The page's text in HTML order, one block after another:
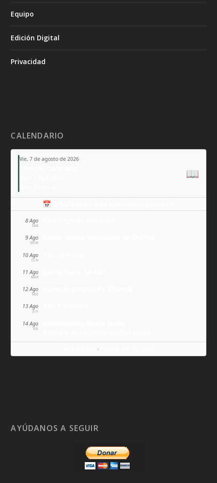
Equipo
Edición Digital
Privacidad
CALENDARIO
Vie, 7 de agosto de 2026
📖
📅 Añade todo a tu calendario personal
8 Ago
SÁB
9 Ago
DOM
10 Ago
LUN
11 Ago
MAR
12 Ago
MIÉ
13 Ago
JUE
14 Ago
VIE
·
AYÚDANOS A SEGUIR